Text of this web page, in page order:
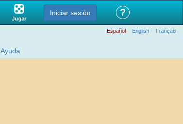
Jugar
Iniciar sesión ?
Español English Français
Ayuda